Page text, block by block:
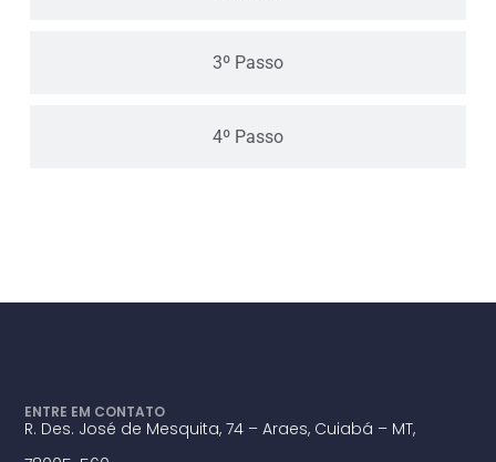
3º Passo
4º Passo
ENTRE EM CONTATO
R. Des. José de Mesquita, 74 – Araes, Cuiabá – MT,